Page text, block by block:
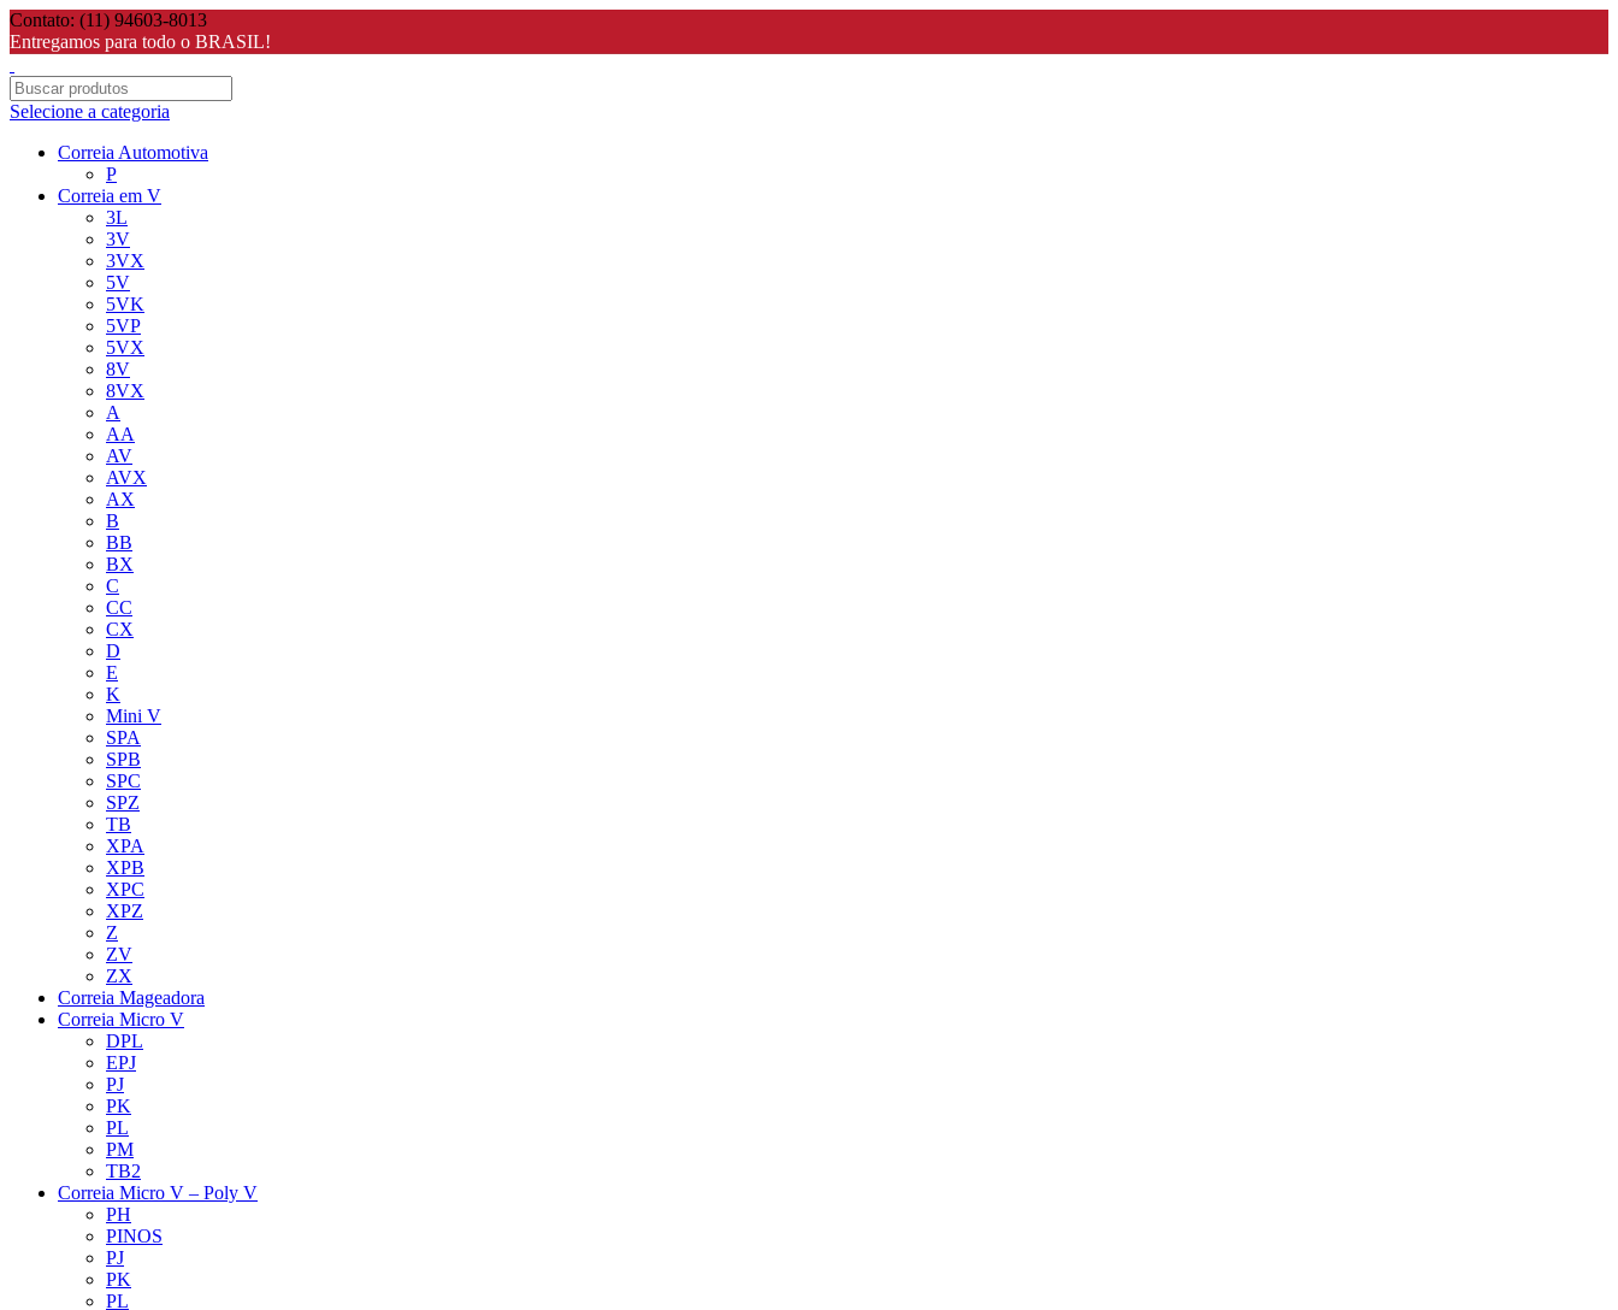
Contato: (11) 94603-8013
Entregamos para todo o BRASIL!
Selecione a categoria
Correia Automotiva
P
Correia em V
3L
3V
3VX
5V
5VK
5VP
5VX
8V
8VX
A
AA
AV
AVX
AX
B
BB
BX
C
CC
CX
D
E
K
Mini V
SPA
SPB
SPC
SPZ
TB
XPA
XPB
XPC
XPZ
Z
ZV
ZX
Correia Mageadora
Correia Micro V
DPL
EPJ
PJ
PK
PL
PM
TB2
Correia Micro V – Poly V
PH
PINOS
PJ
PK
PL